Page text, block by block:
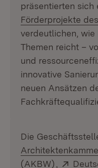
präsentierten sich
Förderprojekte
verdeutlichen,
Themen reicht –
und
innovative
neuen Ansätzen
Die
(AKBW) (Öffnet